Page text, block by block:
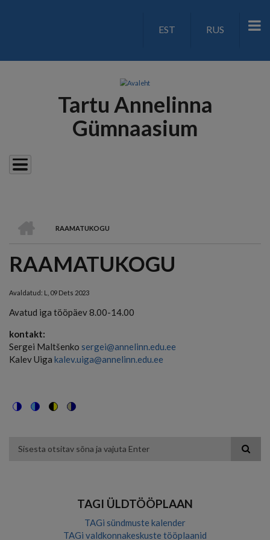
LANGUAGE
EST RUS
Tartu Annelinna
Gümnaasium
LEIVAPURU
RAAMATUKOGU
RAAMATUKOGU
Avaldatud: L, 09 Dets 2023
Avatud iga tööpäev 8.00-14.00
kontakt:
Sergei Maltšenko sergei@annelinn.edu.ee
Kalev Uiga kalev.uiga@annelinn.edu.ee
color
high
soft
theme
TAGI ÜLDTÖÖPLAAN
TAGi sündmuste kalender
TAGi valdkonnakeskuste tööplaanid